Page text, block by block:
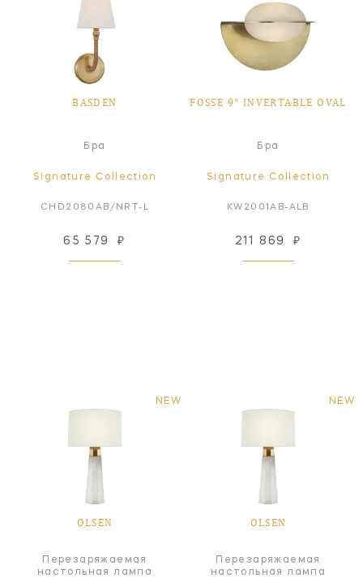
BASDEN
Бра
Signature Collection
CHD2080AB/NRT-L
65 579 ₽
FOSSE 9" INVERTABLE OVAL
Бра
Signature Collection
KW2001AB-ALB
211 869 ₽
NEW
OLSEN
Перезаряжаемая
настольная лампа
NEW
OLSEN
Перезаряжаемая
настольная лампа